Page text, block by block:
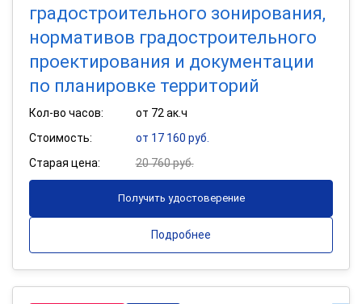
градостроительного зонирования,
нормативов градостроительного
проектирования и документации
по планировке территорий
Кол-во часов:
от 72 ак.ч
Стоимость:
от 17 160 руб.
Старая цена:
20 760 руб.
Получить удостоверение
Подробнее